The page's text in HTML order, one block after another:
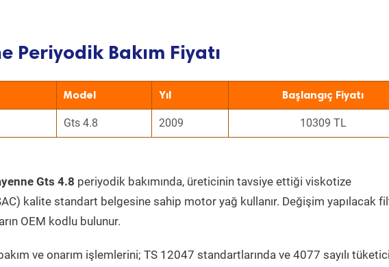
Periyodik Bakım Fiyatı
Model Yıl Başlangıç Fiyatı
Gts 4.8 2009 10309 TL
Gts 4.8 periyodik bakımında, üreticinin tavsiye ettiği viskotize
kalite standart belgesine sahip motor yağ kullanır. Değişim yapılacak
OEM kodlu bulunur.
ve onarım işlemlerini; TS 12047 standartlarında ve 4077 sayılı tüketici